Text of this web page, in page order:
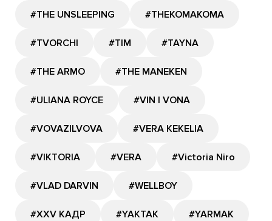
#THE UNSLEEPING #THEKOMAKOMA
#TVORCHI #TIM #TAYNA
#THE ARMO #THE MANEKEN
#ULIANA ROYCE #VIN I VONA
#VOVAZILVOVA #VERA KEKELIA
#VIKTORIA #VERA #Victoria Niro
#VLAD DARVIN #WELLBOY
#XXV КАДР #YAKTAK #YARMAK